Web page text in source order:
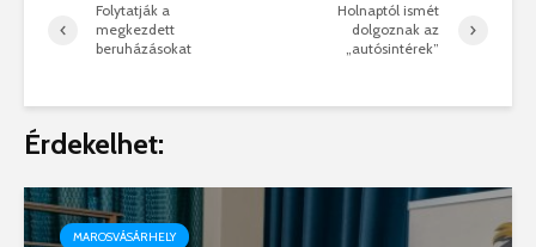
Folytatják a
megkezdett
beruházásokat
Holnaptól ismét
dolgoznak az
„autósintérek”
Érdekelhet:
MAROSVÁSÁRHELY